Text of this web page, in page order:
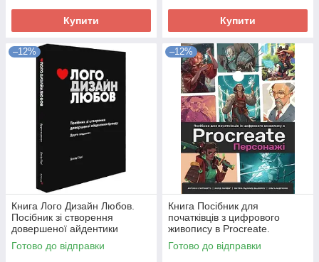
Купити Купити
–12%
Книга Лого Дизайн Любов.
Посібник зі створення
довершеної айдентики
бренду 275524
Готово до відправки
–12%
Книга Посібник для
початківців з цифрового
живопису в Procreate.
Персонажі 336877
Готово до відправки